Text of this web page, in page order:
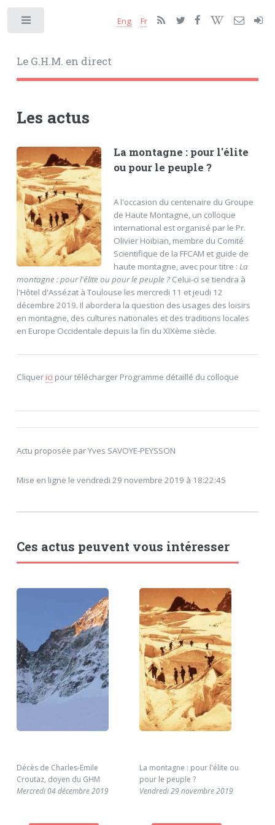
Le G.H.M. en direct
Eng Fr
Les actus
La montagne : pour l'élite
ou pour le peuple ?
A l'occasion du centenaire du Groupe
de Haute Montagne, un colloque
international est organisé par le Pr.
Olivier Hoibian, membre du Comité
Scientifique de la FFCAM et guide de
haute montagne, avec pour titre : La
montagne : pour l'élite ou pour le peuple ? Celui-ci se tiendra à
l'Hôtel d'Assézat à Toulouse les mercredi 11 et jeudi 12
décembre 2019. Il abordera la question des usages des loisirs
en montagne, des cultures nationales et des traditions locales
en Europe Occidentale depuis la fin du XIXème siècle.
Cliquerici pour télécharger Programme détaillé du colloque
Actu proposée par Yves SAVOYE-PEYSSON
Mise en ligne le vendredi 29 novembre 2019 à 18:22:45
Ces actus peuvent vous intéresser
Décès de Charles-Emile
Croutaz, doyen du GHM
Mercredi 04 décembre 2019
La montagne : pour l'élite ou
pour le peuple ?
Vendredi 29 novembre 2019